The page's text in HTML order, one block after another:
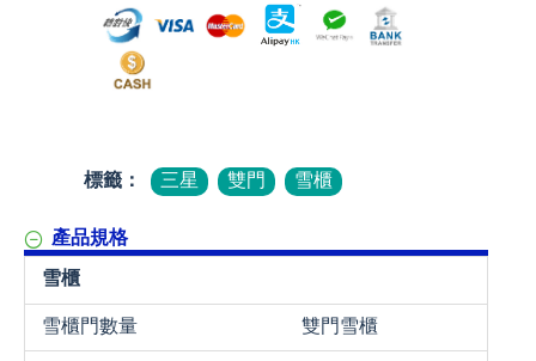
標籤： 三星 雙門 雪櫃
產品規格
雪櫃
雪櫃門數量
雙門雪櫃